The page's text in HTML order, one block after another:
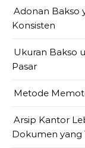
Adonan Bakso
Konsisten
Ukuran Bakso
Pasar
Metode
Arsip Kantor
Dokumen yang